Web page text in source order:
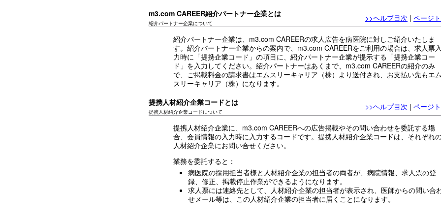
m3.com CAREER紹介パートナー企業とは
紹介パートナー企業について
>>ヘルプ目次 | ページ
紹介パートナー企業は、m3.com CAREERの求人広告を病医院に対しご紹介いたしま
す。紹介パートナー企業からの案内で、m3.com CAREERをご利用の場合は、求人票入
力時に「提携企業コード」の項目に、紹介パートナー企業が提示する「提携企業コー
ド」を入力してください。紹介パートナーはあくまで、m3.com CAREERの紹介のみ
で、ご掲載料金の請求書はエムスリーキャリア（株）より送付され、お支払い先もエム
スリーキャリア（株）になります。
提携人材紹介企業コードとは
提携人材紹介企業コードについて
>>ヘルプ目次 | ページ
提携人材紹介企業に、m3.com CAREERへの広告掲載やその問い合わせを委託する場
合、会員情報の入力時に入力するコードです。提携人材紹介企業コードは、それぞれ
人材紹介企業にお問い合せください。
業務を委託すると：
病医院の採用担当者様と人材紹介企業の担当者の両者が、病院情報、求人票の登
録、修正、掲載停止作業ができるようになります。
求人票には連絡先として、人材紹介企業の担当者が表示され、医師からの問い合
せメール等は、この人材紹介企業の担当者に届くことになります。